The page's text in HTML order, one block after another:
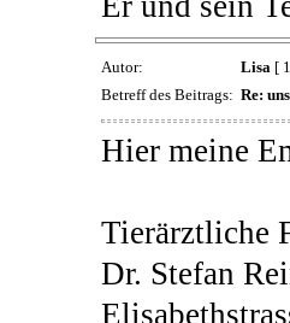
Autor: Lisa [
Betreff des Beitrags: Re:
Hier meine
Tierärztliche
Dr. Stefan